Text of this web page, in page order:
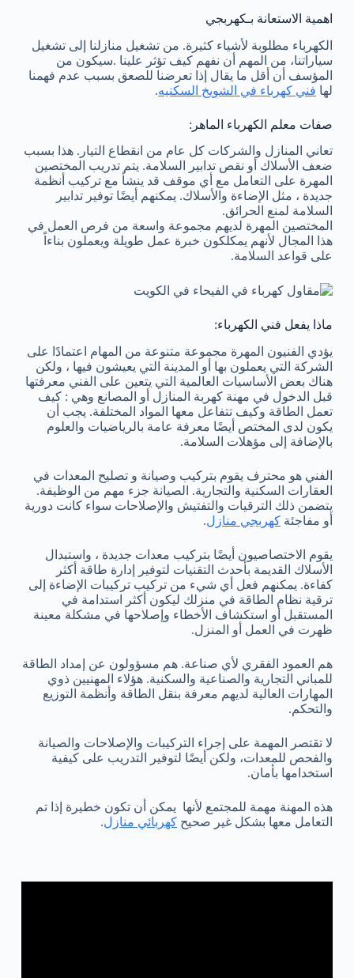
اهمية الاستعانة بـكهربجي
الكهرباء مطلوبة لأشياء كثيرة. من تشغيل منازلنا إلى تشغيل
سياراتنا، من المهم أن نفهم كيف تؤثر علينا .سيكون من
المؤسف أن أقل ما يقال إذا تعرضنا للصعق بسبب عدم فهمنا
لها فني كهرباء في الشويخ السكنيه.
صفات معلم الكهرباء الماهر:
تعاني المنازل والشركات كل عام من انقطاع التيار. هذا بسبب
ضعف الأسلاك أو نقص تدابير السلامة. يتم تدريب المختصين
المهرة على التعامل مع أي موقف قد ينشأ مع تركيب أنظمة
جديدة ، مثل الإضاءة والأسلاك. يمكنهم أيضًا توفير تدابير
السلامة لمنع الحرائق.
المختصين المهرة لديهم مجموعة واسعة من فرص العمل في
هذا المجال لأنهم يمكلكون خبرة عمل طويلة ويعملون بناءاً
على قواعد السلامة.
ماذا يفعل فني الكهرباء:
يؤدي الفنيون المهرة مجموعة متنوعة من المهام اعتمادًا على
الشركة التي يعملون بها أو المدينة التي يعيشون فيها ، ولكن
هناك بعض الأساسيات العالمية التي يتعين على الفني معرفتها
قبل الدخول في مهنة كهربة المنازل أو المصانع وهي : كيف
تعمل الطاقة وكيف تتفاعل معها المواد المختلفة. يجب أن
يكون لدى المختص أيضًا معرفة عامة بالرياضيات والعلوم
بالإضافة إلى مؤهلات السلامة.
الفني هو محترف يقوم بتركيب وصيانة و تصليح المعدات في
العقارات السكنية والتجارية. الصيانة جزء مهم من الوظيفة.
يتضمن ذلك الترقيات والتفتيش والإصلاحات سواء كانت دورية
أو مفاجئة كهربجي منازل.
يقوم الاختصاصيون أيضًا بتركيب معدات جديدة ، واستبدال
الأسلاك القديمة بأحدث التقنيات لتوفير إدارة طاقة أكثر
كفاءة. يمكنهم فعل أي شيء من تركيب تركيبات الإضاءة إلى
ترقية نظام الطاقة في منزلك ليكون أكثر استدامة في
المستقبل أو استكشاف الأخطاء وإصلاحها في مشكلة معينة
ظهرت في العمل أو المنزل.
هم العمود الفقري لأي صناعة. هم مسؤولون عن إمداد الطاقة
للمباني التجارية والصناعية والسكنية. هؤلاء المهنيين ذوي
المهارات العالية لديهم معرفة بنقل الطاقة وأنظمة التوزيع
والتحكم.
لا تقتصر المهمة على إجراء التركيبات والإصلاحات والصيانة
والفحص للمعدات، ولكن أيضًا لتوفير التدريب على كيفية
استخدامها بأمان.
هذه المهنة مهمة للمجتمع لأنها يمكن أن تكون خطيرة إذا تم
التعامل معها بشكل غير صحيح كهربائي منازل.